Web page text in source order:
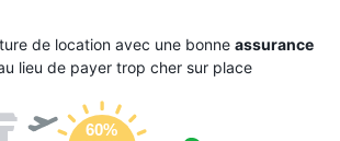
de location avec une bonne assurance
lieu de payer trop cher sur place